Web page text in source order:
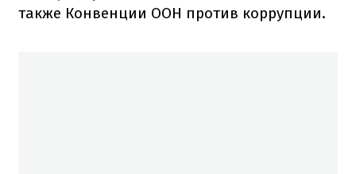
также Конвенции ООН против коррупции.